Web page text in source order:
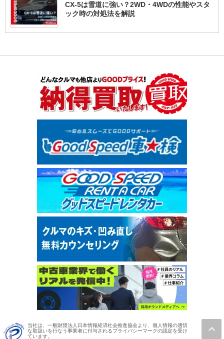
CX-5は雪道に強い？2WD・4WDの性能やスタ
ック時の対処法を解説
当社は、一般財団法人日本情報経済社会推進協会より、個人情報の適切
な取扱いを行なう事業者に付与されるプライバシーマークの認定を受け
ています。